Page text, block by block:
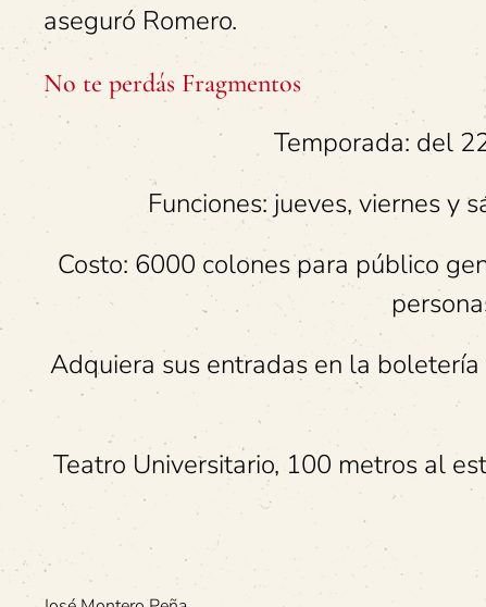
aseguró Romero.
No te perdás Fragmentos
Temporada: del
Funciones: jueves, viernes y
Costo: 6000 colones para público
Adquiera sus entradas en la
Teatro Universitario, 100 metros al